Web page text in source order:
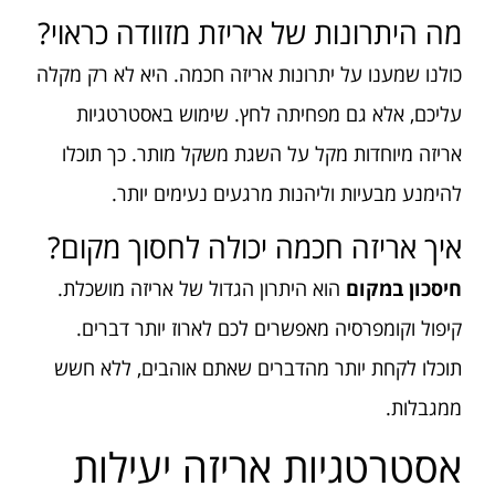
מה היתרונות של אריזת מזוודה כראוי?
כולנו שמענו על יתרונות אריזה חכמה. היא לא רק מקלה
עליכם, אלא גם מפחיתה לחץ. שימוש באסטרטגיות
אריזה מיוחדות מקל על השגת משקל מותר. כך תוכלו
להימנע מבעיות וליהנות מרגעים נעימים יותר.
איך אריזה חכמה יכולה לחסוך מקום?
חיסכון במקום הוא היתרון הגדול של אריזה מושכלת.
קיפול וקומפרסיה מאפשרים לכם לארוז יותר דברים.
תוכלו לקחת יותר מהדברים שאתם אוהבים, ללא חשש
ממגבלות.
אסטרטגיות אריזה יעילות